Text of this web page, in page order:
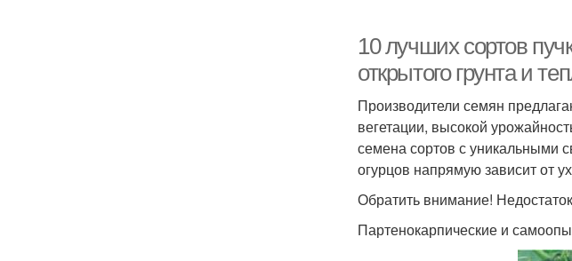
10 лучших сортов
открытого грунта и
Производители семян
вегетации, высокой
семена сортов с уникальными
огурцов напрямую зависит от
Обратить внимание!
Партенокарпические и